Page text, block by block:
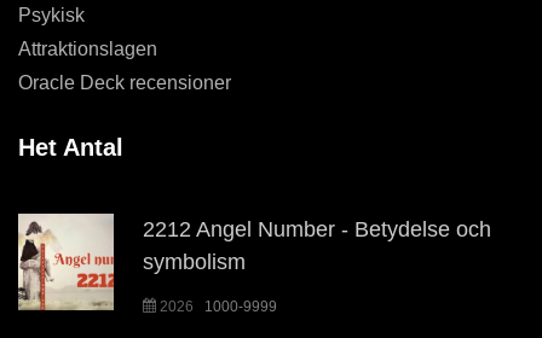
Psykisk
Attraktionslagen
Oracle Deck recensioner
Het Antal
2212 Angel Number - Betydelse och
symbolism
2026 1000-9999